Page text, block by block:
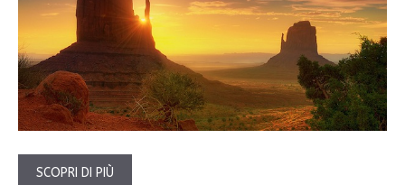
SCOPRI DI PIÙ